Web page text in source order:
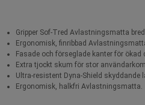
Gripper Sof-Tred Avlastningsmatta
Ergonomisk, finribbad
Fasade och förseglade kanter för ökad
Extra tjockt skum för stor
Ultra-resistent Dyna-Shield skyddande
Ergonomisk, halkfri Avlastningsmatta.